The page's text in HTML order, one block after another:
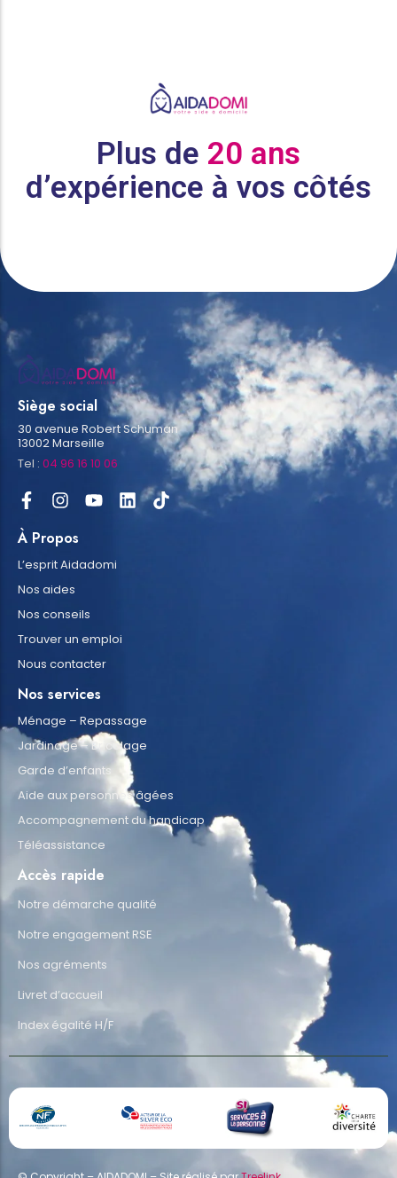
Plus de 20 ans
d’expérience à vos côtés
Siège social
30 avenue Robert Schuman
13002 Marseille
Tel : 04 96 16 10 06
À Propos
L’esprit Aidadomi
Nos aides
Nos conseils
Trouver un emploi
Nous contacter
Nos services
Ménage – Repassage
Jardinage – Bricolage
Garde d’enfants
Aide aux personnes âgées
Accompagnement du handicap
Téléassistance
Accès rapide
Notre démarche qualité
Notre engagement RSE
Nos agréments
Livret d’accueil
Index égalité H/F